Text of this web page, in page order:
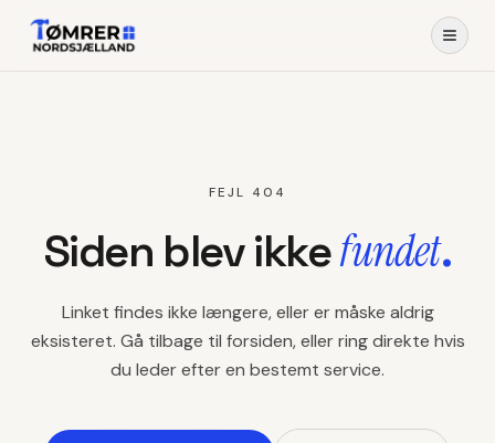
FEJL 404
Siden blev ikkefundet.
Linket findes ikke længere, eller er måske aldrig
eksisteret. Gå tilbage til forsiden, eller ring direkte hvis
du leder efter en bestemt service.